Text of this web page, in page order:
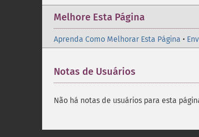
Melhore Esta Página
Aprenda Como Melhorar Esta Página •
Notas de Usuários
Não há notas de usuários para esta